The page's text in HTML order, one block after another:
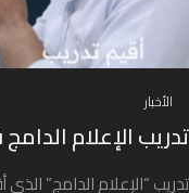
الأخبار
تدريب الإعلام
تدريب “الإعلام الدامج”